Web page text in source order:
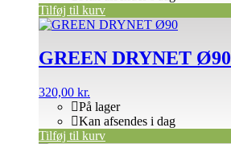
Tilføj til kurv
GREEN DRYNET Ø90
320,00 kr.
På lager
Kan afsendes i dag
Tilføj til kurv